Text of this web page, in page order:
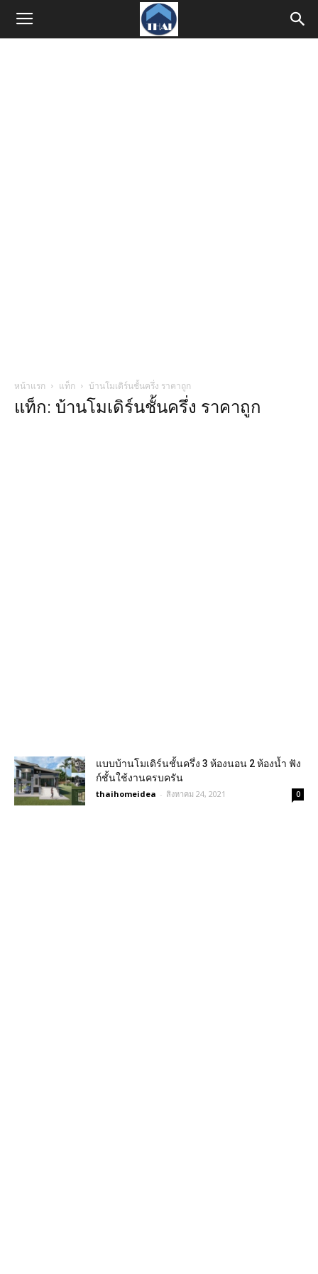
หน้าแรก แท็ก บ้านโมเดิร์นชั้นครึ่ง ราคาถูก
แท็ก: บ้านโมเดิร์นชั้นครึ่ง ราคาถูก
แบบบ้านโมเดิร์นชั้นครึ่ง 3 ห้องนอน 2 ห้องน้ำ ฟัง
ก์ชั้นใช้งานครบครัน
thaihomeidea - สิงหาคม 24, 2021 0